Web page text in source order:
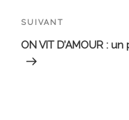
Article
suivant
SUIVANT
ON VIT D’AMOUR :